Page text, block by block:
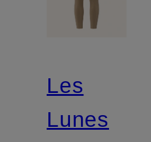
Les
Lunes